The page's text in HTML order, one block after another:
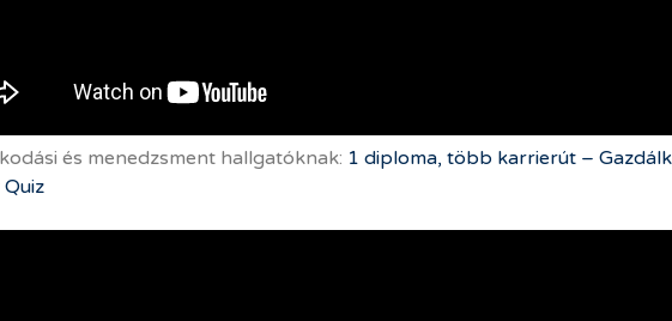
és menedzsment hallgatóknak: 1 diploma, több karrierút –